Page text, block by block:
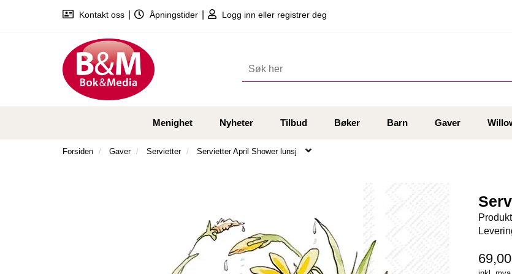
Kontakt oss Åpningstider Logg inn eller registrer deg
Menighet Nyheter Tilbud Bøker Barn Gaver
Forsiden Gaver Servietter Servietter April Shower lunsj
69,00